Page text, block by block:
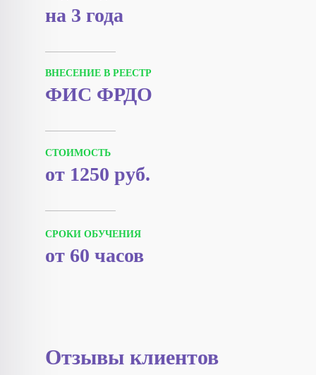
на 3 года
ВНЕСЕНИЕ В РЕЕСТР
ФИС ФРДО
СРОКИ ОБУЧЕНИЯ
СТОИМОСТЬ
от 60 часов
от 1250 руб.
Отзывы клиентов